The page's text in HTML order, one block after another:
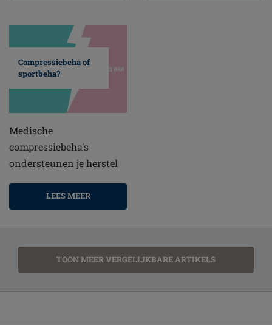
Compressiebeha of
sportbeha?
Medische
compressiebeha's
ondersteunen je herstel
LEES MEER
TOON MEER VERGELIJKBARE ARTIKELS